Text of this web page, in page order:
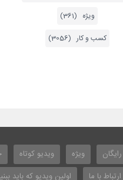
ویژه (361)
کسب و کار (3056)
ویژه ویدیو کوتاه
ارتباط با ما اولین ویدیو که باید